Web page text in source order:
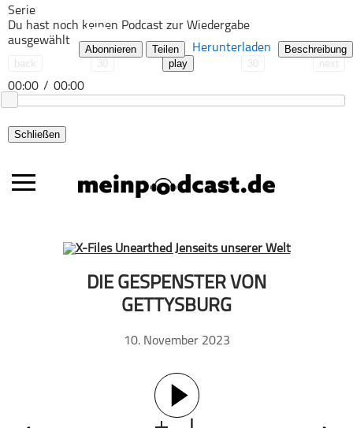
Serie
Du hast noch keinen Podcast zur Wiedergabe
ausgewählt
back 30 play 30 next
00:00 / 00:00
Abonnieren Teilen Herunterladen Beschreibung
Schließen
Alle PodcastsDIE GESPENSTER VON
GETTYSBURG
10. November 2023